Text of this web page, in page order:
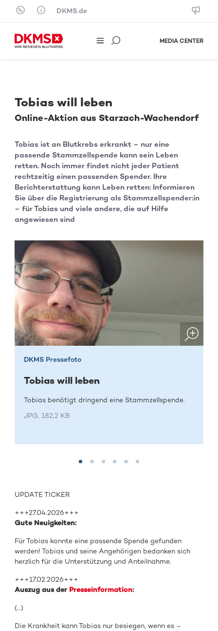
Skip to content
DKMS.de
MEDIA CENTER
Tobias will leben
Online-Aktion aus Starzach-Wachendorf
Tobias ist an Blutkrebs erkrankt – nur eine
passende Stammzellspende kann sein Leben
retten. Noch immer findet nicht jeder Patient
rechtzeitig einen passenden Spender. Ihre
Berichterstattung kann Leben retten: Informieren
Sie über die Registrierung als Stammzellspender:in
– für Tobias und viele andere, die auf Hilfe
angewiesen sind
DKMS Pressefoto
Tobias will leben
Tobias benötigt dringend eine Stammzellspende.
JPG, 182,2 KB
UPDATE TICKER
+++27.04.2026+++
Gute Neuigkeiten:
Für Tobias konnte eine passende Spende gefunden
werden! Tobias und seine Angehörigen bedanken sich
herzlich für die Unterstützung und Anteilnahme.
+++17.02.2026+++
Auszug aus der Presseinformation:
(…)
Die Krankheit kann Tobias nur besiegen, wenn es –